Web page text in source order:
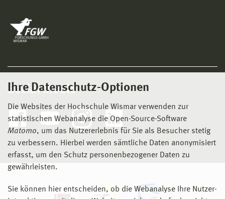
Ihre Datenschutz-Optionen
Die Websites der Hochschule Wismar verwenden zur
statistischen Webanalyse die Open-Source-Software
Matomo, um das Nutzererlebnis für Sie als Besucher stetig
zu verbessern. Hierbei werden sämtliche Daten anonymisiert
erfasst, um den Schutz personenbezogener Daten zu
gewährleisten.
Sie können hier entscheiden, ob die Webanalyse Ihre Nutzer-
Social Media